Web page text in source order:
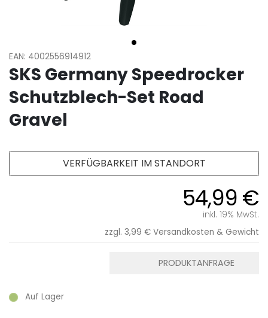
EAN: 4002556914912
SKS Germany Speedrocker
Schutzblech-Set Road
Gravel
54,99 €
inkl. 19% MwSt.
zzgl. 3,99 € Versandkosten & Gewicht
Auf Lager
PRODUKTANFRAGE
VERFÜGBARKEIT IM STANDORT